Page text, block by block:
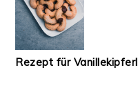
Rezept für Vanillekipferl